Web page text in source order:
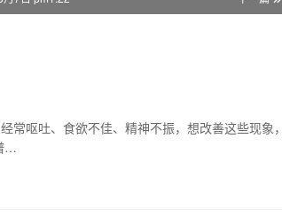
常呕吐、食欲不佳、精神不振，想改善这些现象
…